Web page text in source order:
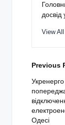
досвід
View
Post
Previous
Укренерго
Одесі